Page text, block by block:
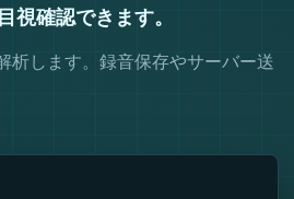
視確認できます。
析します。録音保存やサーバー送